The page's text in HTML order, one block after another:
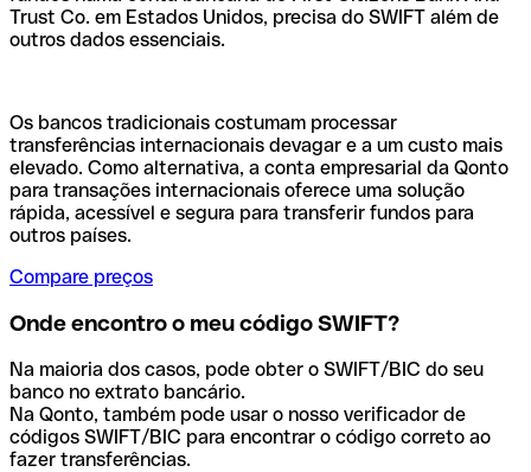
Trust Co. em Estados Unidos, precisa do SWIFT além de
outros dados essenciais.
Os bancos tradicionais costumam processar
transferências internacionais devagar e a um custo mais
elevado. Como alternativa, a conta empresarial da Qonto
para transações internacionais oferece uma solução
rápida, acessível e segura para transferir fundos para
outros países.
Compare preços
Onde encontro o meu código SWIFT?
Na maioria dos casos, pode obter o SWIFT/BIC do seu
banco no extrato bancário.
Na Qonto, também pode usar o nosso verificador de
códigos SWIFT/BIC para encontrar o código correto ao
fazer transferências.